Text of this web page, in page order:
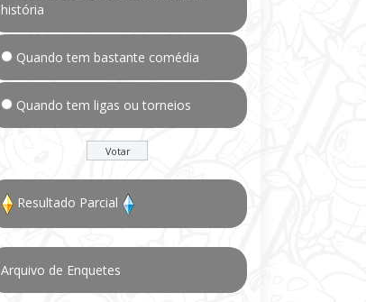
história
Quando tem bastante comédia
Quando tem ligas ou torneios
Resultado Parcial
Arquivo de Enquetes